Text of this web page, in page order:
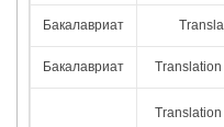
Бакалавриат
Бакалавриат